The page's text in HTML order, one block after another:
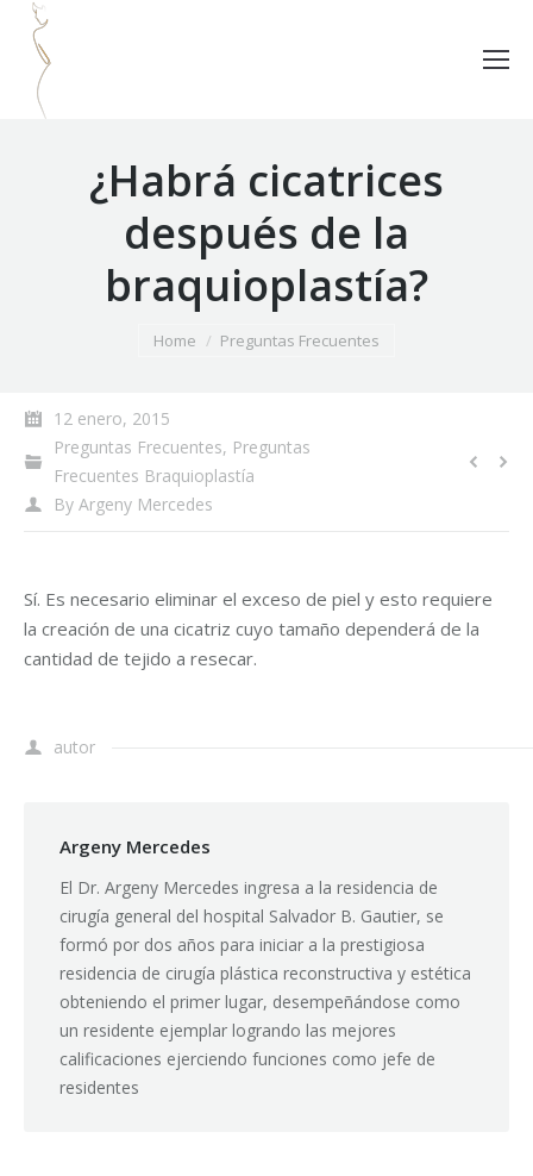
¿Habrá cicatrices
después de la
braquioplastía?
Home Preguntas Frecuentes
12 enero, 2015
Preguntas Frecuentes, Preguntas
Frecuentes Braquioplastía
By Argeny Mercedes
Sí. Es necesario eliminar el exceso de piel y esto requiere
la creación de una cicatriz cuyo tamaño dependerá de la
cantidad de tejido a resecar.
autor
Argeny Mercedes
El Dr. Argeny Mercedes ingresa a la residencia de
cirugía general del hospital Salvador B. Gautier, se
formó por dos años para iniciar a la prestigiosa
residencia de cirugía plástica reconstructiva y estética
obteniendo el primer lugar, desempeñándose como
un residente ejemplar logrando las mejores
calificaciones ejerciendo funciones como jefe de
residentes